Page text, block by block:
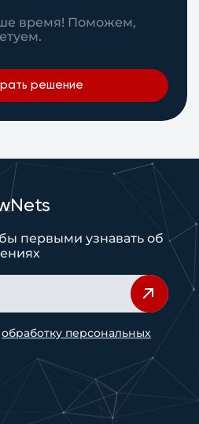
время! Поможем,
решение
первыми узнавать об
обработку персональных